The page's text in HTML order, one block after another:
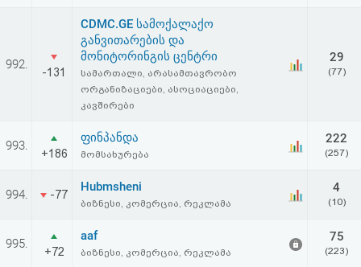
992.
-131
CDMC.GE სამოქალაქო
განვითარების და
მონიტორინგის ცენტრი
სამართალი, არასამთავრობო
ორგანიზაციები, ასოციაციები,
კავშირები
29
(77)
993.
+186
ფინპანდა
მომსახურება
222
(257)
994. -77
Hubmsheni
ბიზნესი, კომერცია, რეკლამა
4
(10)
995.
+72
aaf
ბიზნესი, კომერცია, რეკლამა
75
(223)